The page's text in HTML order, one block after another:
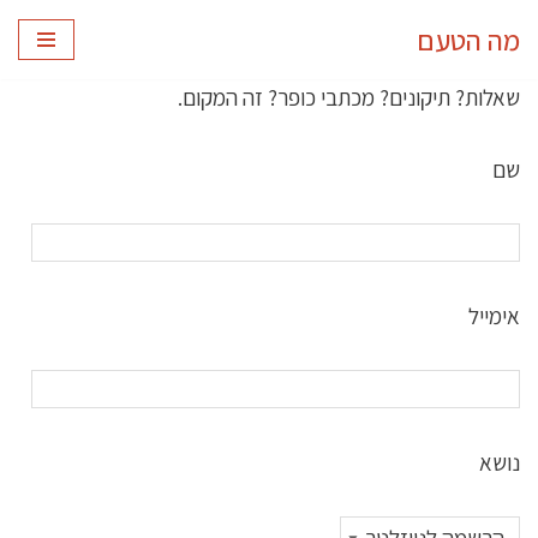
to
מה הטעם
שאלות? תיקונים? מכתבי כופר? זה המקום.
שם
אימייל
נושא